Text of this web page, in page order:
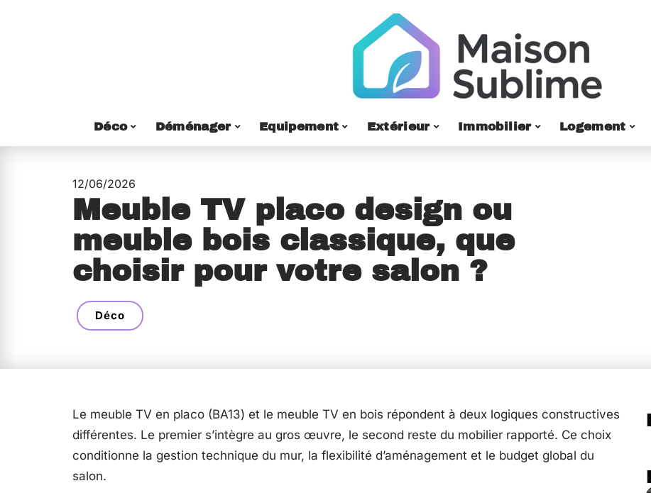
Déco Déménager Equipement Extérieur Immobilier Logement
12/06/2026
Meuble TV placo design ou
meuble bois classique, que
choisir pour votre salon ?
Déco
Le meuble TV en placo (BA13) et le meuble TV en bois répondent à deux logiques constructives
différentes. Le premier s’intègre au gros œuvre, le second reste du mobilier rapporté. Ce choix
conditionne la gestion technique du mur, la flexibilité d’aménagement et le budget global du
salon.